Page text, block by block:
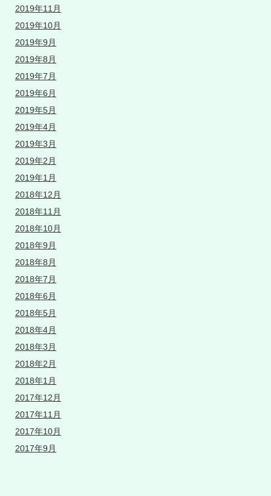
2019年11月
2019年10月
2019年9月
2019年8月
2019年7月
2019年6月
2019年5月
2019年4月
2019年3月
2019年2月
2019年1月
2018年12月
2018年11月
2018年10月
2018年9月
2018年8月
2018年7月
2018年6月
2018年5月
2018年4月
2018年3月
2018年2月
2018年1月
2017年12月
2017年11月
2017年10月
2017年9月